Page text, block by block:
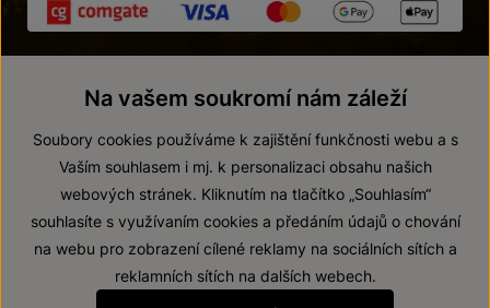
© 2026 ZNOVÍN ZNOJMO, a. s.
Prohlášení o přístupnosti
Na vašem soukromí nám záleží
Soubory cookies používáme k zajištění funkčnosti webu a s
Vaším souhlasem i mj. k personalizaci obsahu našich
webových stránek. Kliknutím na tlačítko „Souhlasím“
souhlasíte s využívaním cookies a předáním údajů o chování
na webu pro zobrazení cílené reklamy na sociálních sítích a
reklamních sítích na dalších webech.